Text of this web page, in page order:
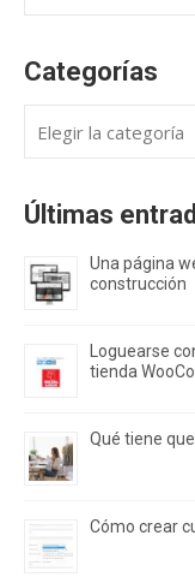
por:
Categorías
Últimas
Una página
construcción
Loguearse
tienda
Qué tiene
Cómo crear